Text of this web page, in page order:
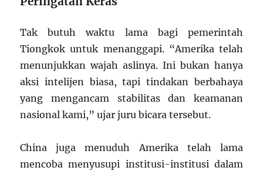
Tak butuh waktu lama bagi pemerintah
Tiongkok untuk menanggapi. “Amerika telah
menunjukkan wajah aslinya. Ini bukan hanya
aksi intelijen biasa, tapi tindakan berbahaya
yang mengancam stabilitas dan keamanan
nasional kami,” ujar juru bicara tersebut.
China juga menuduh Amerika telah lama
mencoba menyusupi institusi-institusi dalam